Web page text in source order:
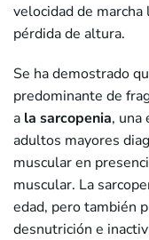
velocidad de marcha
pérdida de altura.
Se ha demostrado
predominante de
a la sarcopenia, una
adultos mayores
muscular en
muscular. La
edad, pero también
desnutrición e